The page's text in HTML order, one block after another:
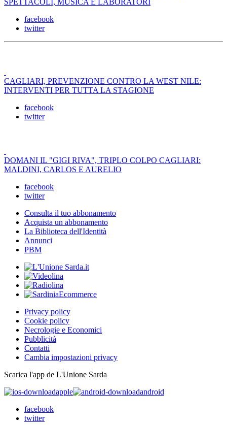
SPETTACOLI, MUSICA E LABORATORI
facebook
twitter
CAGLIARI, PREVENZIONE CONTRO LA WEST NILE:
INTERVENTI PER TUTTA LA STAGIONE
facebook
twitter
DOMANI IL "GIGI RIVA", TRIPLO COLPO CAGLIARI:
MALDINI, CARLOS E AURELIO
facebook
twitter
Consulta il tuo abbonamento
Acquista un abbonamento
La Biblioteca dell'Identità
Annunci
PBM
Privacy policy
Cookie policy
Necrologie e Economici
Pubblicità
Contatti
Cambia impostazioni privacy
Scarica l'app de L'Unione Sarda
apple
android
facebook
twitter